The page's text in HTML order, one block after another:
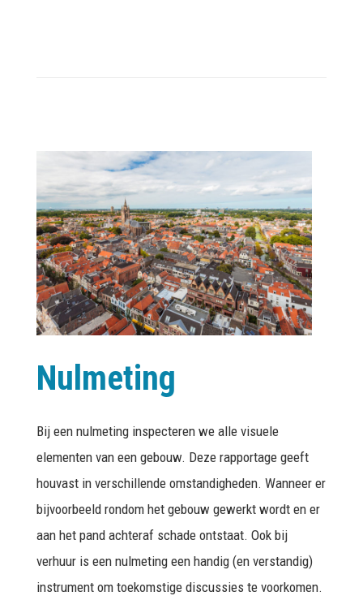
Nulmeting
Bij een nulmeting inspecteren we alle visuele
elementen van een gebouw. Deze rapportage geeft
houvast in verschillende omstandigheden. Wanneer er
bijvoorbeeld rondom het gebouw gewerkt wordt en er
aan het pand achteraf schade ontstaat. Ook bij
verhuur is een nulmeting een handig (en verstandig)
instrument om toekomstige discussies te voorkomen.